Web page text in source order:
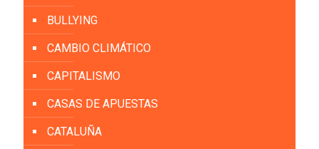
BULLYING
CAMBIO CLIMÁTICO
CAPITALISMO
CASAS DE APUESTAS
CATALUÑA